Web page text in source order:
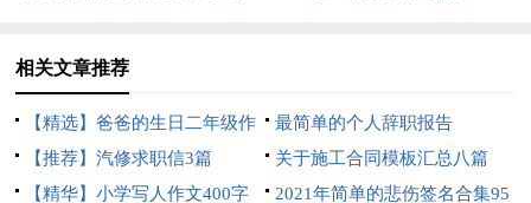
相关文章推荐
【精选】爸爸的生日二年级作
文三篇
最简单的个人辞职报告
【推荐】汽修求职信3篇
关于施工合同模板汇总八篇
【精华】小学写人作文400字
2021年简单的悲伤签名合集95